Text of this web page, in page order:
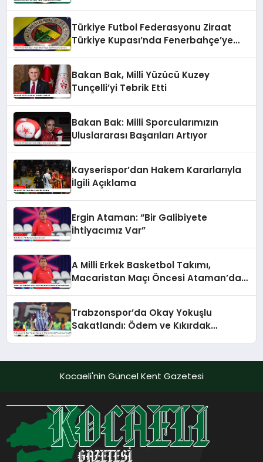
Türkiye Futbol Federasyonu Ziraat
Türkiye Kupası’nda Fenerbahçe’ye
Bakan Bak, Milli Yüzücü Kuzey
Tunçelli’yi Tebrik Etti
Bakan Bak: Milli Sporcularımızın
Uluslararası Başarıları Artıyor
Kayserispor’dan Hakem Kararlarıyla
İlgili Açıklama
Ergin Ataman: “Bir Galibiyete
İhtiyacımız Var”
A Milli Erkek Basketbol Takımı,
Macaristan Maçı Öncesi Ataman’dan
Trabzonspor’da Okay Yokuşlu
Sakatlandı: Ödem ve Kıkırdak
Kocaeli'nin Güncel Kent Gazetesi